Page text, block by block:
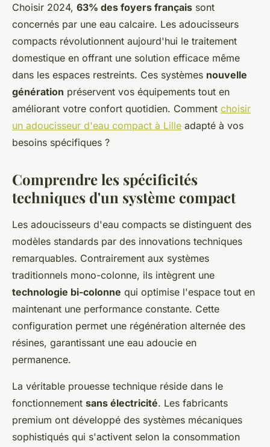
Choisir 2024, 63% des foyers français sont
concernés par une eau calcaire. Les adoucisseurs
compacts révolutionnent aujourd'hui le traitement
domestique en offrant une solution efficace même
dans les espaces restreints. Ces systèmes nouvelle
génération préservent vos équipements tout en
améliorant votre confort quotidien. Comment choisir
un adoucisseur d'eau compact à Lille adapté à vos
besoins spécifiques ?
Comprendre les spécificités
techniques d'un système compact
Les adoucisseurs d'eau compacts se distinguent des
modèles standards par des innovations techniques
remarquables. Contrairement aux systèmes
traditionnels mono-colonne, ils intègrent une
technologie bi-colonne qui optimise l'espace tout en
maintenant une performance constante. Cette
configuration permet une régénération alternée des
résines, garantissant une eau adoucie en
permanence.
La véritable prouesse technique réside dans le
fonctionnement sans électricité. Les fabricants
premium ont développé des systèmes mécaniques
sophistiqués qui s'activent selon la consommation